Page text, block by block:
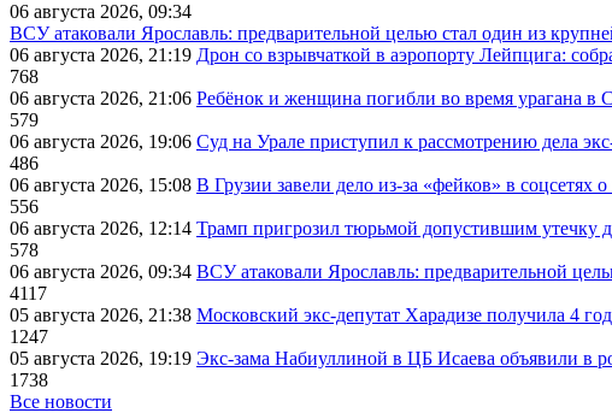
06 августа 2026, 09:34
ВСУ атаковали Ярославль: предварительной целью стал один из
06 августа 2026, 21:19 Дрон со взрывчаткой в аэропорту Лейпцига:
768
06 августа 2026, 21:06 Ребёнок и женщина погибли во время урагана в
579
06 августа 2026, 19:06 Суд на Урале приступил к рассмотрению дела
486
06 августа 2026, 15:08 В Грузии завели дело из-за «фейков» в соцсетях
556
06 августа 2026, 12:14 Трамп пригрозил тюрьмой допустившим утечку
578
06 августа 2026, 09:34 ВСУ атаковали Ярославль: предварительной
4117
05 августа 2026, 21:38 Московский экс-депутат Харадизе получила 4
1247
05 августа 2026, 19:19 Экс-зама Набиуллиной в ЦБ Исаева объявили в
1738
Все новости